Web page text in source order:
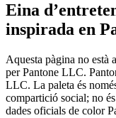
Eina
inspirada en
Aquesta pàgina no està
per Pantone LLC.
LLC. La paleta és
compartició social; no
dades oficials de color